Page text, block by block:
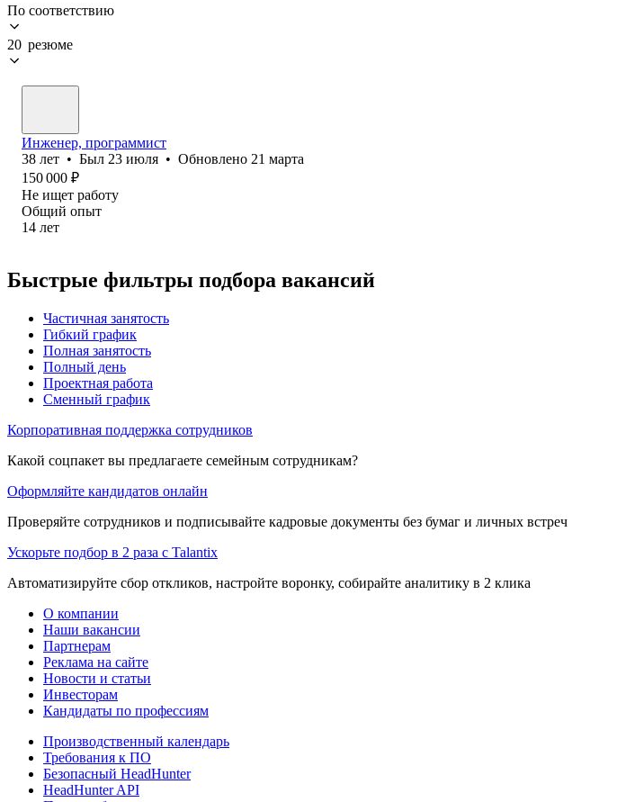
По соответствию
20 резюме
Инженер, программист
38 лет • Был 23 июля • Обновлено 21 марта
150 000 ₽
Не ищет работу
Общий опыт
14 лет
Быстрые фильтры подбора вакансий
Частичная занятость
Гибкий график
Полная занятость
Полный день
Проектная работа
Сменный график
Корпоративная поддержка сотрудников
Какой соцпакет вы предлагаете семейным сотрудникам?
Оформляйте кандидатов онлайн
Проверяйте сотрудников и подписывайте кадровые документы без бумаг и личных встреч
Ускорьте подбор в 2 раза с Talantix
Автоматизируйте сбор откликов, настройте воронку, собирайте аналитику в 2 клика
О компании
Наши вакансии
Партнерам
Реклама на сайте
Новости и статьи
Инвесторам
Кандидаты по профессиям
Производственный календарь
Требования к ПО
Безопасный HeadHunter
HeadHunter API